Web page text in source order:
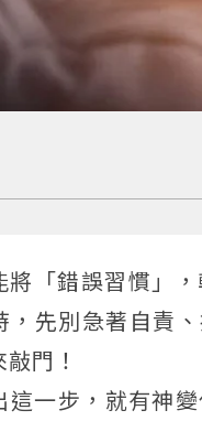
將「錯誤習慣」
，先別急著自責
門！
這一步，就有神